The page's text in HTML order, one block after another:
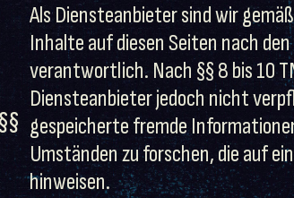
Als Diensteanbieter sind wir
Inhalte auf diesen Seiten nach
verantwortlich. Nach §§ 8 bis 10
Diensteanbieter jedoch nicht
gespeicherte fremde
Umständen zu forschen, die auf
hinweisen.